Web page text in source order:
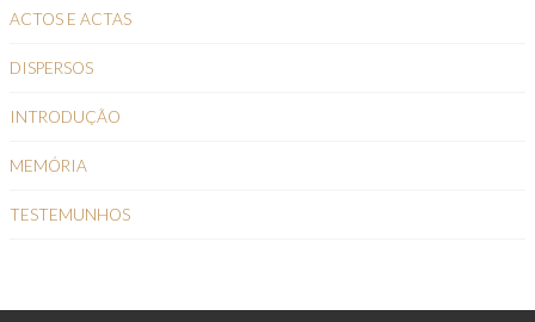
ACTOS E ACTAS
DISPERSOS
INTRODUÇÃO
MEMÓRIA
TESTEMUNHOS